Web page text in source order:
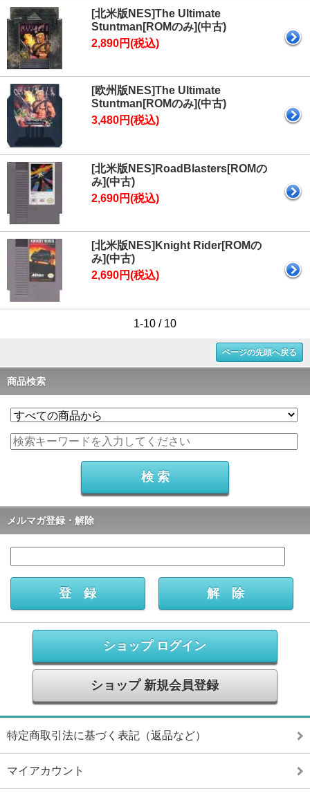
[北米版NES]The Ultimate
Stuntman[ROMのみ](中古)
2,890円(税込)
[欧州版NES]The Ultimate
Stuntman[ROMのみ](中古)
3,480円(税込)
[北米版NES]RoadBlasters[ROMの
み](中古)
2,690円(税込)
[北米版NES]Knight Rider[ROMの
み](中古)
2,690円(税込)
1-10 / 10
ページの先頭へ戻る
商品検索
メルマガ登録・解除
ショップ ログイン
ショップ 新規会員登録
特定商取引法に基づく表記（返品など）
マイアカウント